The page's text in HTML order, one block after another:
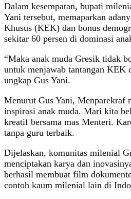
Dalam kesempatan, bupati
Yani tersebut, memaparkan
Khusus (KEK) dan bonus
sekitar 60 persen di dominasi
“Maka anak muda Gresik tidak
untuk menjawab tantangan KEK
ungkap Gus Yani.
Menurut Gus Yani, Menparekraf
inspirasi anak muda. Mari kita
kreatif bersama mas Menteri.
tanpa guru terbaik.
Dijelaskan, komunitas milenial
menciptakan karya dan
berhasil membuat film
contoh kaum milenial lain di